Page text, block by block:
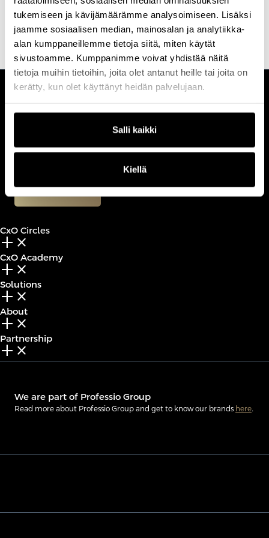
tukemiseen ja kävijämäärämme analysoimiseen. Lisäksi
jaamme sosiaalisen median, mainosalan ja analytiikka-
alan kumppaneillemme tietoja siitä, miten käytät
sivustoamme. Kumppanimme voivat yhdistää näitä
tietoja muihin tietoihin, joita olet antanut heille tai joita on
kerätty, kun olet käyttänyt heidän palvelujaan.
Salli kaikki
Kiellä
erinomaista palvelukokemusta ja autonomisia työnkulkuja,
useimmiten haastavissa monitoimittajaympäristöissä.
customerservice@professio.fi
Book a call
CxO Circles
add_2 close
CxO Academy
add_2 close
Solutions
add_2 close
About
add_2 close
Partnership
add_2 close
We are part of Professio Group
Read more about Professio Group and get to know our brands here.